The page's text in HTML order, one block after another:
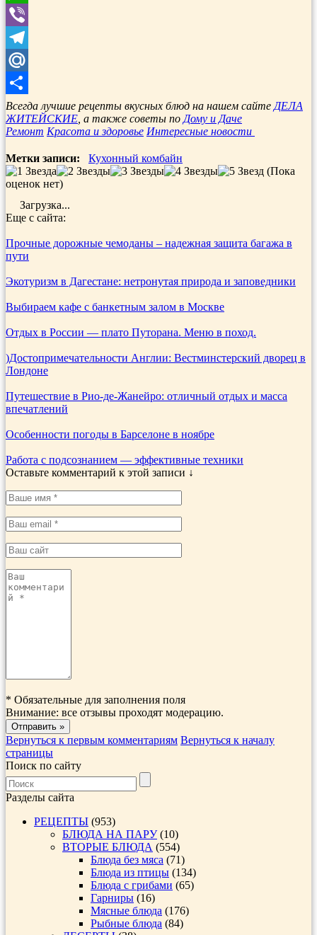
WhatsApp
Viber
Telegram
Mail.Ru
Отправить
Всегда лучшие рецепты вкусных блюд на нашем сайте ДЕЛА
ЖИТЕЙСКИЕ , а также советы по Дому и Даче
Ремонт Красота и здоровье Интересные новости
Метки записи:
Кухонный комбайн
(Пока
оценок нет)
Загрузка...
Еще с сайта:
Прочные дорожные чемоданы – надежная защита багажа в
пути
Экотуризм в Дагестане: нетронутая природа и заповедники
Выбираем кафе с банкетным залом в Москве
Отдых в России — плато Путорана. Меню в поход.
)Достопримечательности Англии: Вестминстерский дворец в
Лондоне
Путешествие в Рио-де-Жанейро: отличный отдых и масса
впечатлений
Особенности погоды в Барселоне в ноябре
Работа с подсознанием — эффективные техники
Оставьте комментарий к этой записи ↓
* Обязательные для заполнения поля
Внимание: все отзывы проходят модерацию.
Вернуться к первым комментариям Вернуться к началу
страницы
Поиск по сайту
Разделы сайта
РЕЦЕПТЫ (953)
БЛЮДА НА ПАРУ(10)
ВТОРЫЕ БЛЮДА (554)
Блюда без мяса (71)
Блюда из птицы (134)
Блюда с грибами (65)
Гарниры (16)
Мясные блюда (176)
Рыбные блюда (84)